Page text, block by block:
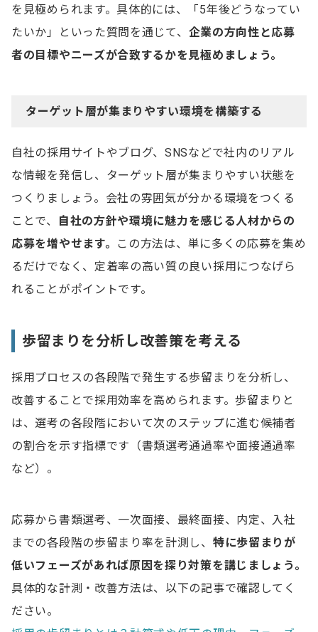
を見極められます。具体的には、「5年後どうなってい
たいか」といった質問を通じて、 企業の方向性と応募
者の目標やニーズが合致するかを見極めましょう。
ターゲット層が集まりやすい環境を構築する
自社の採用サイトやブログ、SNSなどで社内のリアル
な情報を発信し、ターゲット層が集まりやすい状態を
つくりましょう。会社の雰囲気が分かる環境をつくる
ことで、
自社の方針や環境に魅力を感じる人材からの
応募を増やせます。
この方法は、単に多くの応募を集め
るだけでなく、定着率の高い質の良い採用につなげら
れることがポイントです。
歩留まりを分析し改善策を考える
採用プロセスの各段階で発生する歩留まりを分析し、
改善することで採用効率を高められます。歩留まりと
は、選考の各段階において次のステップに進む候補者
の割合を示す指標です（書類選考通過率や面接通過率
など）。
応募から書類選考、一次面接、最終面接、内定、入社
までの各段階の歩留まり率を計測し、 特に歩留まりが
低いフェーズがあれば原因を探り対策を講じましょう。
具体的な計測・改善方法は、以下の記事で確認してく
ださい。